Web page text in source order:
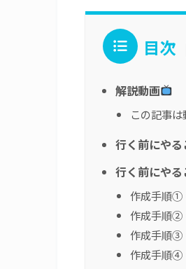
目次
解説動画
この記事
行く前にや
行く前にや
作成手順①
作成手順②
作成手順③
作成手順④